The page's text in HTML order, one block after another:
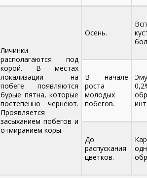
Личинки
располагаются под
корой. В местах
локализации на
побеге появляются
бурые пятна, которые
постепенно чернеют.
Проявляется
засыханием побегов и
отмиранием коры.
Осень.
В начале
роста
молодых
побегов.
До
распускания
цветков.